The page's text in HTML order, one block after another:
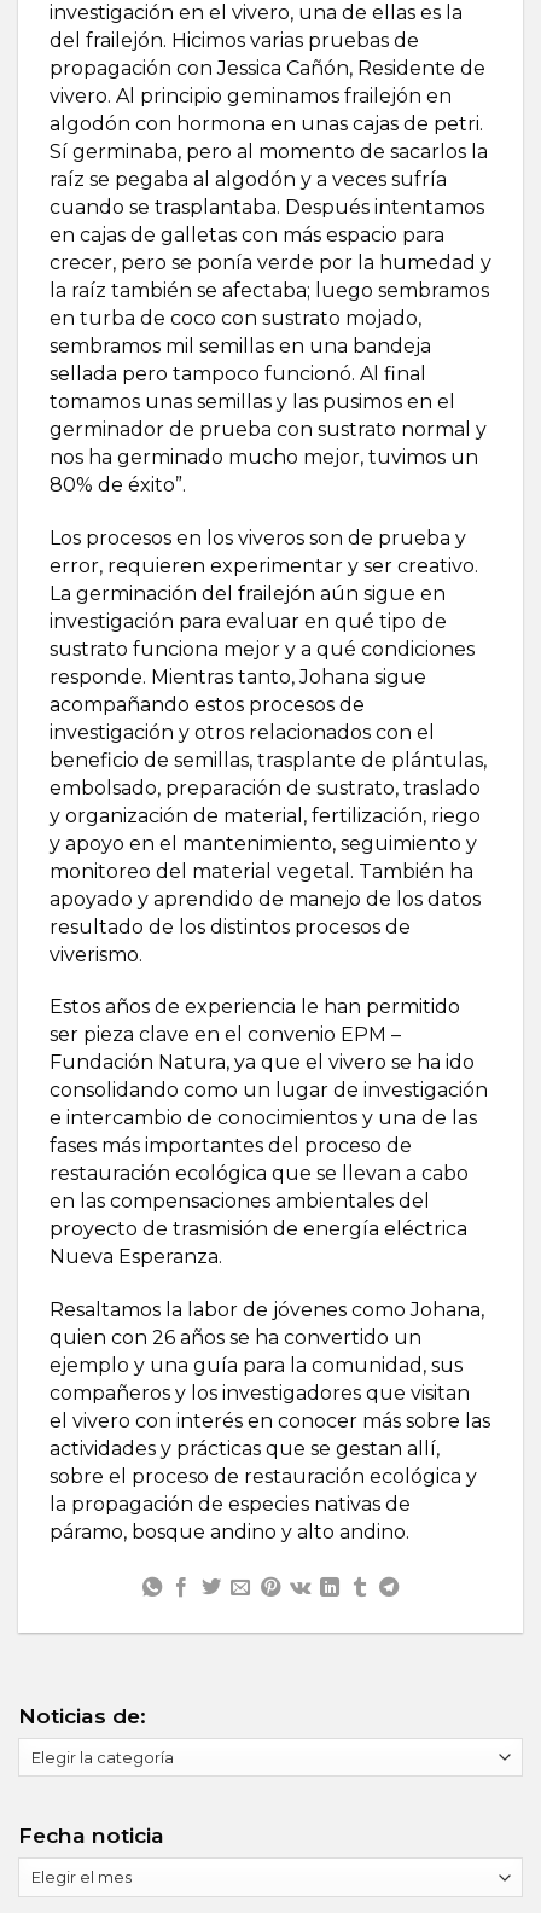
investigación en el vivero, una de ellas es la
del frailejón. Hicimos varias pruebas de
propagación con Jessica Cañón, Residente de
vivero. Al principio geminamos frailejón en
algodón con hormona en unas cajas de petri.
Sí germinaba, pero al momento de sacarlos la
raíz se pegaba al algodón y a veces sufría
cuando se trasplantaba. Después intentamos
en cajas de galletas con más espacio para
crecer, pero se ponía verde por la humedad y
la raíz también se afectaba; luego sembramos
en turba de coco con sustrato mojado,
sembramos mil semillas en una bandeja
sellada pero tampoco funcionó. Al final
tomamos unas semillas y las pusimos en el
germinador de prueba con sustrato normal y
nos ha germinado mucho mejor, tuvimos un
80% de éxito”.
Los procesos en los viveros son de prueba y
error, requieren experimentar y ser creativo.
La germinación del frailejón aún sigue en
investigación para evaluar en qué tipo de
sustrato funciona mejor y a qué condiciones
responde. Mientras tanto, Johana sigue
acompañando estos procesos de
investigación y otros relacionados con el
beneficio de semillas, trasplante de plántulas,
embolsado, preparación de sustrato, traslado
y organización de material, fertilización, riego
y apoyo en el mantenimiento, seguimiento y
monitoreo del material vegetal. También ha
apoyado y aprendido de manejo de los datos
resultado de los distintos procesos de
viverismo.
Estos años de experiencia le han permitido
ser pieza clave en el convenio EPM –
Fundación Natura, ya que el vivero se ha ido
consolidando como un lugar de investigación
e intercambio de conocimientos y una de las
fases más importantes del proceso de
restauración ecológica que se llevan a cabo
en las compensaciones ambientales del
proyecto de trasmisión de energía eléctrica
Nueva Esperanza.
Resaltamos la labor de jóvenes como Johana,
quien con 26 años se ha convertido un
ejemplo y una guía para la comunidad, sus
compañeros y los investigadores que visitan
el vivero con interés en conocer más sobre las
actividades y prácticas que se gestan allí,
sobre el proceso de restauración ecológica y
la propagación de especies nativas de
páramo, bosque andino y alto andino.
Noticias de:
Noticias
de:
Fecha noticia
noticia